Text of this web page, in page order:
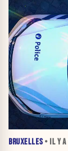
BRUXELLES• IL Y A